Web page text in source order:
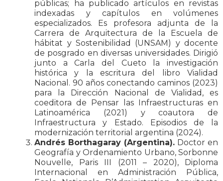
públicas; ha publicado artículos en revistas
indexadas y capítulos en volúmenes
especializados. Es profesora adjunta de la
Carrera de Arquitectura de la Escuela de
hábitat y Sostenibilidad (UNSAM) y docente
de posgrado en diversas universidades. Dirigió
junto a Carla del Cueto la investigación
histórica y la escritura del libro Vialidad
Nacional. 90 años conectando caminos (2023)
para la Dirección Nacional de Vialidad, es
coeditora de Pensar las Infraestructuras en
Latinoamérica (2021) y coautora de
Infraestructura y Estado. Episodios de la
modernización territorial argentina (2024).
Andrés Borthagaray (Argentina). Doctor en
Geografía y Ordenamiento Urbano, Sorbonne
Nouvelle, Paris III (2011 – 2020), Diploma
Internacional en Administración Pública,